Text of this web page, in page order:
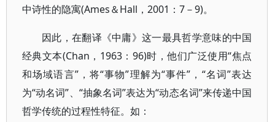
中诗性的隐寓(Ames＆Hall，2001：7－9)。
因此，在翻译《中庸》这一最具哲学意味的中国
经典文本(Chan，1963：96)时，他们广泛使用“焦点
和场域语言”，将“事物”理解为“事件”，“名词”表达
为“动名词”、“抽象名词”表达为“动态名词”来传递中国
哲学传统的过程性特征。如：